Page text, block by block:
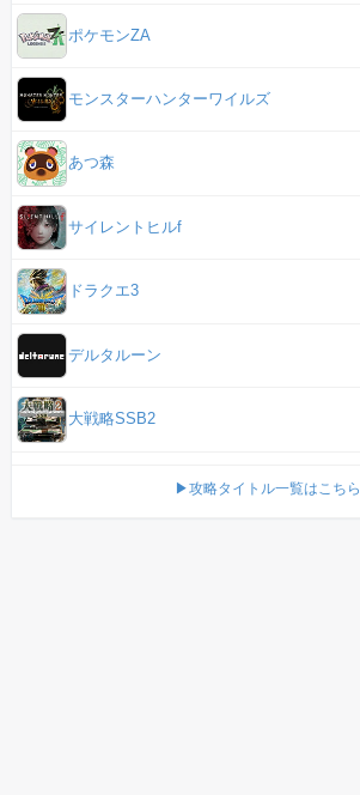
ポケモンZA
モンスターハンターワイルズ
あつ森
サイレントヒルf
ドラクエ3
デルタルーン
大戦略SSB2
▶攻略タイトル一覧はこちら